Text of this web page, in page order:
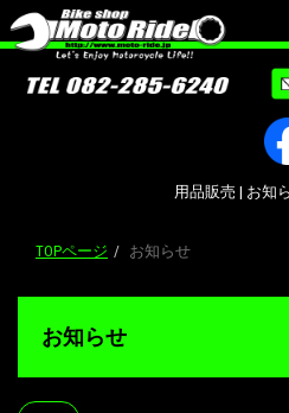
用品販売 | お知ら
TOPページ お知らせ
お知らせ